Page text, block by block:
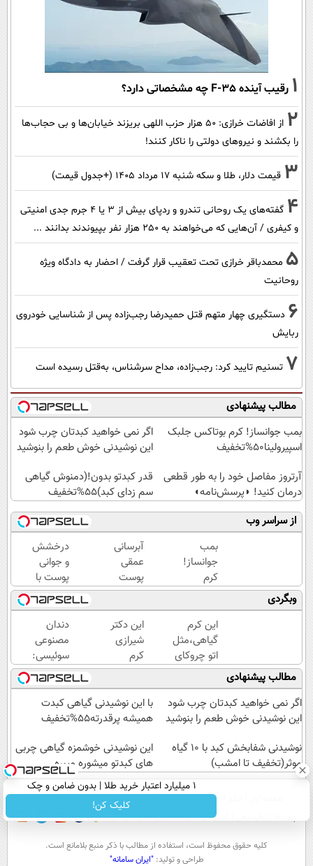
1 رقیب آینده F-35 چه مشخصاتی دارد؟
2
از افاضات خرازی: ۵۰ هزار حزب اللهی بریزند خیابان‌ها و بی حجاب‌ها
را بکشند و نیرو‌های دولتی را ناکار کنند!
3 قیمت دلار، طلا و سکه شنبه ۱۷ مرداد ۱۴۰۵ (+جدول قیمت)
4
گفته‌های یک روحانی تندرو و ردپای بیش از ۳ یا ۴ جرم جدی امنیتی
و کیفری / آن‌هایی که می‌خواهند به ۲۵۰ هزار نفر بپیوندند بدانند ...
5 محمدباقر خرازی تحت تعقیب قرار گرفت / احضار به دادگاه ویژه
روحانیت
6 دستگیری چهار متهم قتل حمیدرضا رجب‌زاده پس از شناسایی خودروی
ربایش
7 تسنیم تایید کرد: رجب‌زاده، مداح سرشناس، به‌قتل رسیده است
مطالب پیشنهادی
بمب جوانساز! کرم بوتاکس جلبک
اسپیرولینا50%تخفیف
اگر نمی خواهید کبدتان چرب شود
این نوشیدنی خوش طعم را بنوشید
آرتروز مفاصل خود را به طور قطعی
درمان کنید! ◗پرسش‌نامه◖
قدر کبدتو بدون!(دمنوش گیاهی
سم زدای کبد)55%تخفیف
از سراسر وب
بمب
جوانساز!
کرم
بوتاکس
جلبک
اسپیرولینا50%تخفیف
آبرسانی
عمقی
پوست
در
تابستان
با کرم
جوانساز
آلمانی!
درخشش
و جوانی
پوست با
جلبک
اسپیرولینا!
خرید
محصول با
تخفیف
ویژه
وبگردی
این کرم
گیاهی،مثل
اتو چروکای
پوستتوصاف
میکنه!50%تخفیف
این دکتر
شیرازی
کرم
ترمیم
زخم
ایرانی را
ساخت!!!
دندان
مصنوعی
سوئیسی:
جدیدترین
فناوری
اروپا،
سبک و
پرداخت
قسطی
مطالب پیشنهادی
اگر نمی خواهید کبدتان چرب شود
این نوشیدنی خوش طعم را بنوشید
با این نوشیدنی گیاهی کبدت
همیشه پرقدرته55%تخفیف
نوشیدنی شفابخش کبد با 10 گیاه
موثر(تخفیف تا امشب)
این نوشیدنی خوشمزه گیاهی چربی
های کبدتو میشوره میبره
۱ میلیارد اعتبار خرید طلا | بدون ضامن و چک
کلیک کن!
عصر ایران۲ درباره عصرایران تماس با ما
آب و هوا اوقات شرعی سواد زندگی
كليه حقوق محفوظ است، استفاده از مطالب با ذكر منبع بلامانع است.
طراحی و تولید:"ایران سامانه"